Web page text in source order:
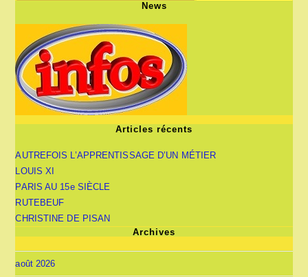
News
Articles récents
AUTREFOIS L’APPRENTISSAGE D’UN MÉTIER
LOUIS XI
PARIS AU 15e SIÈCLE
RUTEBEUF
CHRISTINE DE PISAN
Archives
août 2026